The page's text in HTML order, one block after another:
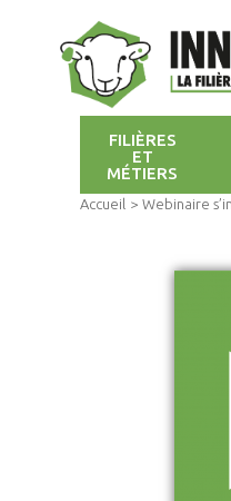
FILIÈRES
ET
MÉTIERS
Accueil > Webinaire